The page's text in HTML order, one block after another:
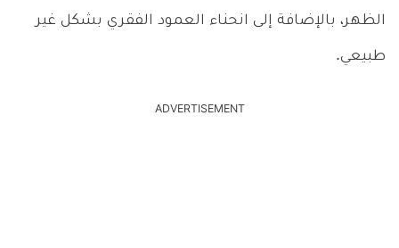
الظهر، بالإضافة إلى انحناء العمود الفقري بشكل غير
طبيعي.
ADVERTISEMENT